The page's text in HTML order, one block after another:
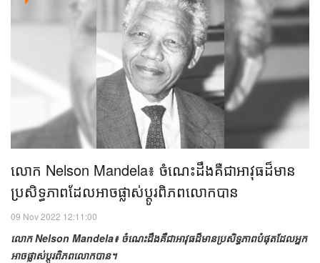
លោក Nelson Mandela៖ ចំណេះ​ដឹង​គឺ​ជា​អាវុធ​ដ៏​មាន​
ប្រសិទ្ធភាព​ដែលអាច​ផ្លាស់​ប្តូរ​ពិភពលោក​បាន​
09 Nov 2022 12:11:00
លោក Nelson Mandela៖ ចំណេះដឹងគឺជាអាវុធដ៏មានប្រសិទ្ធភាពបំផុតដែលអ្នក
អាចផ្លាស់ប្តូរពិភពលោកបាន។